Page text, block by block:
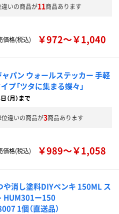
違いの商品が11商品あります
価格(税込)
￥972～￥1,040
パン ウォールステッカー 手軽
プ「ツタに集まる蝶々」
（月）まで
位違いの商品が3商品あります
価格(税込)
￥989～￥1,058
や消し塗料DIYペンキ 150ML ス
HUM301ー150
1個（直送品）